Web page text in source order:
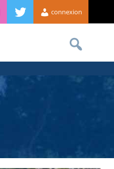
connexion